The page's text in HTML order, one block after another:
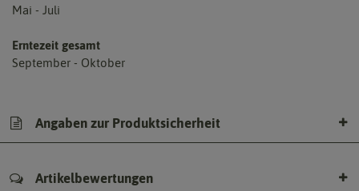
Mai - Juli
Erntezeit gesamt
September - Oktober
Angaben zur Produktsicherheit
Artikelbewertungen